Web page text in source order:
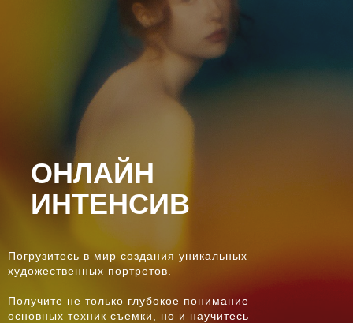
ОНЛАЙН
ИНТЕНСИВ
Погрузитесь в мир создания уникальных
художественных портретов.
Получите не только глубокое понимание
основных техник съемки, но и научитесь